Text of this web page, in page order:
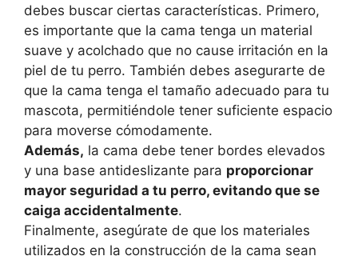
debes buscar ciertas características. Primero,
es importante que la cama tenga un material
suave y acolchado que no cause irritación en la
piel de tu perro. También debes asegurarte de
que la cama tenga el tamaño adecuado para tu
mascota, permitiéndole tener suficiente espacio
para moverse cómodamente.
Además, la cama debe tener bordes elevados
y una base antideslizante para proporcionar
mayor seguridad a tu perro, evitando que se
caiga accidentalmente.
Finalmente, asegúrate de que los materiales
utilizados en la construcción de la cama sean